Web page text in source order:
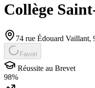
Collège
74 rue Édouard Vaillant,
Favori
Réussite au Brevet
98%